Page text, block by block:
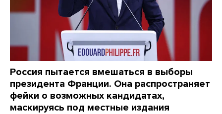
Россия пытается вмешаться в выборы
президента Франции. Она распространяет
фейки о возможных кандидатах,
маскируясь под местные издания